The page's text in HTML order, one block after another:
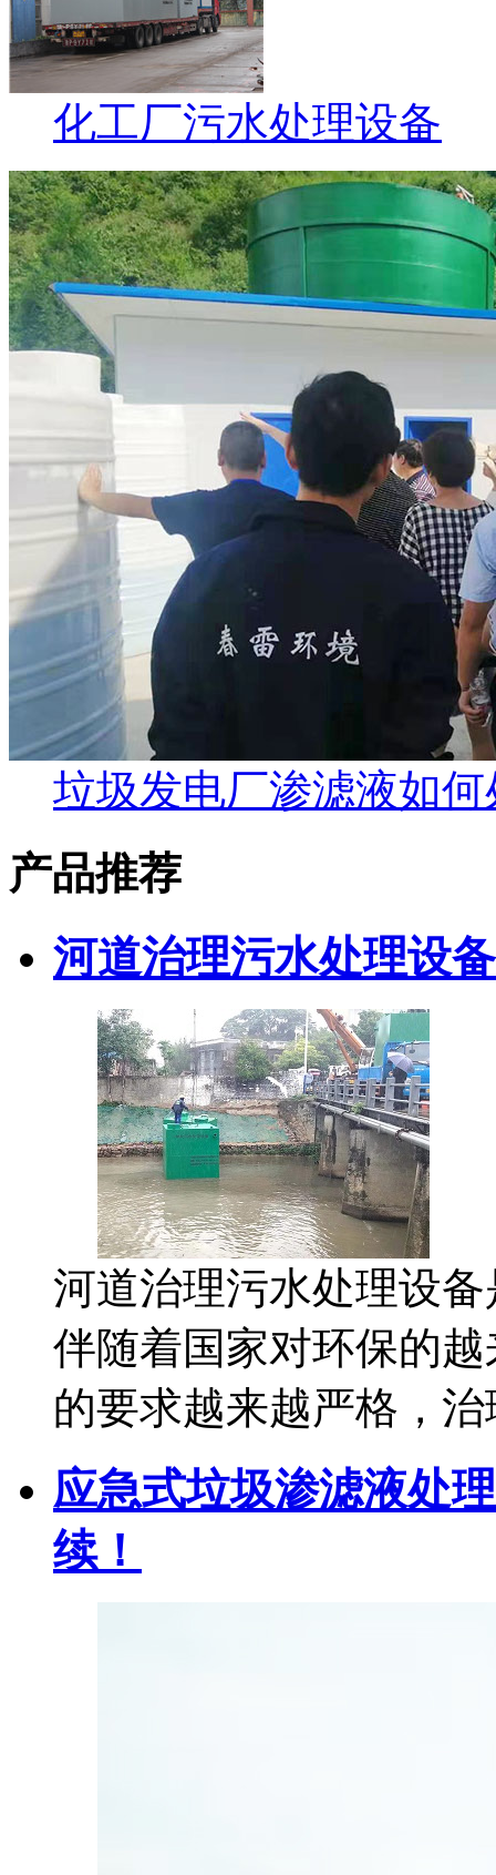
化工厂污水处理设备
垃圾发电厂渗滤液如
产品推荐
河道治理污水处理设备
河道治理污水处理设
伴随着国家对环保的
的要求越来越严格，
应急式垃圾渗滤液处
续！